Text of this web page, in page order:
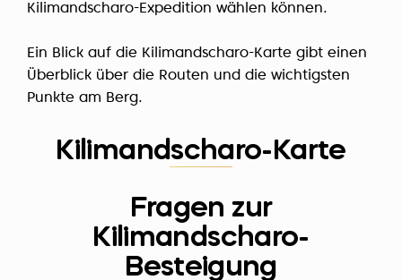
Kilimandscharo-Expedition wählen können.
Ein Blick auf die Kilimandscharo-Karte gibt einen
Überblick über die Routen und die wichtigsten
Punkte am Berg.
Kilimandscharo-Karte
Fragen zur
Kilimandscharo-
Besteigung